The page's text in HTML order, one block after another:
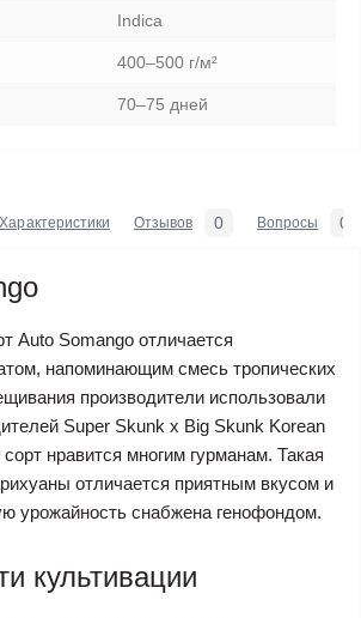
Indica
400–500 г/м²
70–75 дней
Характеристики Отзывов 0 Вопросы 0
Auto Somango отличается
напоминающим смесь тропических
производители использовали
Super Skunk x Big Skunk Korean
нравится многим гурманам. Такая
отличается приятным вкусом и
урожайность снабжена генофондом.
культивации